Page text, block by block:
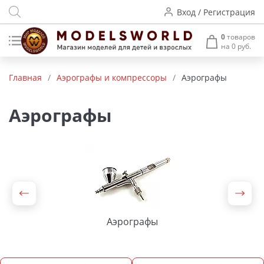
Вход / Регистрация
0товаров
на 0 руб.
Радиоуправляемые модели
Пластиковые модели
Главная / Аэрографы и компрессоры / Аэрографы
Аэрографы
Аэрографы